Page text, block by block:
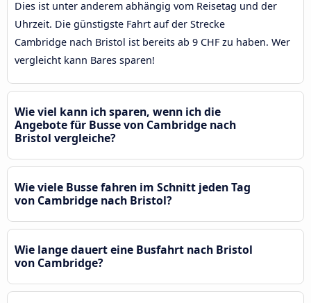
Dies ist unter anderem abhängig vom Reisetag und der
Uhrzeit. Die günstigste Fahrt auf der Strecke
Cambridge nach Bristol ist bereits ab 9 CHF zu haben. Wer
vergleicht kann Bares sparen!
Wie viel kann ich sparen, wenn ich die
Angebote für Busse von Cambridge nach
Bristol vergleiche?
Wie viele Busse fahren im Schnitt jeden Tag
von Cambridge nach Bristol?
Wie lange dauert eine Busfahrt nach Bristol
von Cambridge?